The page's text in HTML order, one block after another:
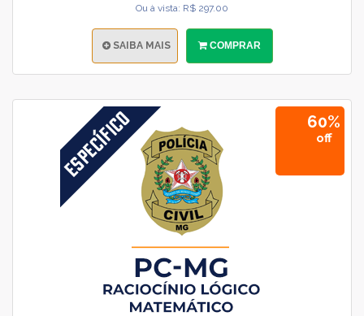
Ou à vista: R$ 297.00
SAIBA MAIS COMPRAR
60%
off